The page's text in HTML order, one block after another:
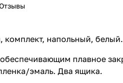
комплект, напольный, белый.
плавное
эмаль. Два ящика.